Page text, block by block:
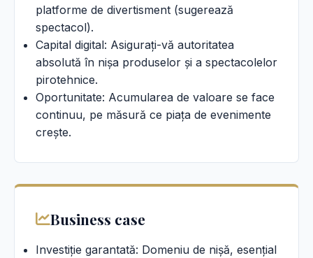
platforme de divertisment (sugerează
spectacol).
Capital digital: Asigurați-vă autoritatea
absolută în nișa produselor și a spectacolelor
pirotehnice.
Oportunitate: Acumularea de valoare se face
continuu, pe măsură ce piața de evenimente
crește.
Business case
Investiție garantată: Domeniu de nișă, esențial